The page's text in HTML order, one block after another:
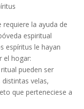
requiere la ayuda de
espiritual
espíritus le hayan
el hogar:
pueden ser
velas,
que perteneciese a